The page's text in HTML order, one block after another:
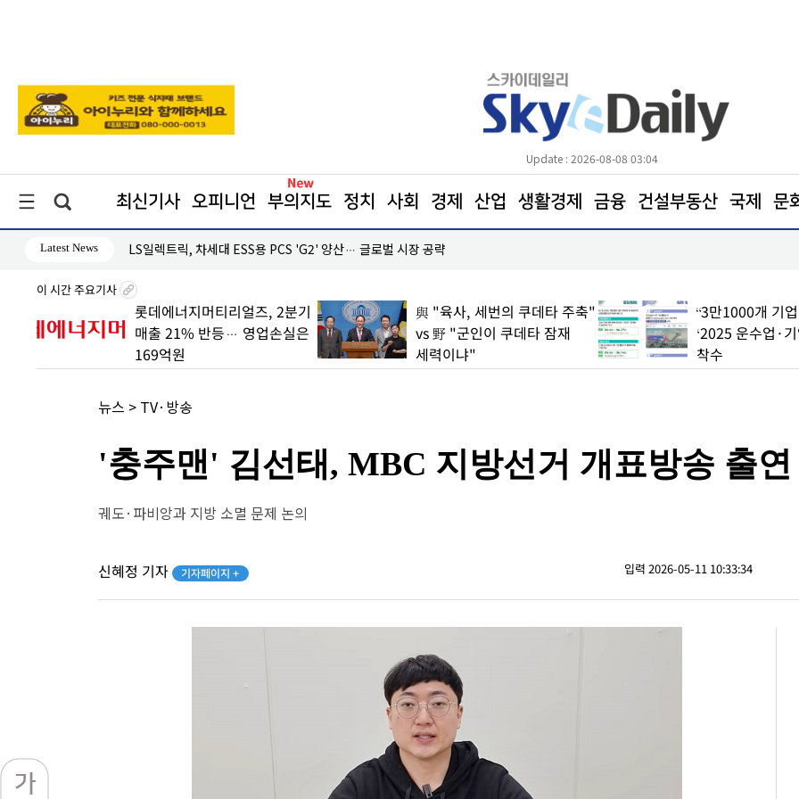
Update : 2026-08-08 03:04
최신기사 오피니언 부의지도 정치 사회 경제 산업 생활경제 금융 건설부동산 국제 문
Latest News
자 지속 LS일렉트릭, 차세대 ESS용 PCS 'G2' 양산… 글로벌 시장 공략
이 시간 주요기사
롯데에너지머티리얼즈, 2분기
매출 21% 반등… 영업손실은
169억원
與 "육사, 세번의 쿠데타 주축"
vs 野 "군인이 쿠데타 잠재
세력이냐"
“3만1000개 기
‘2025 운수업·
착수
뉴스 > TV·방송
'충주맨' 김선태, MBC 지방선거 개표방송 출연
궤도·파비앙과 지방 소멸 문제 논의
신혜정 기자 기자페이지 + 입력 2026-05-11 10:33:34